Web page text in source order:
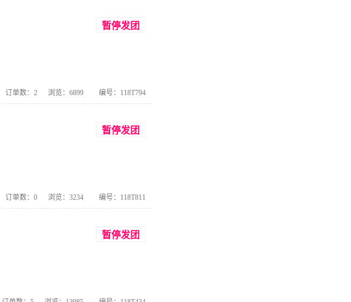
订单数： 2 浏览： 6899 编号：118T794
暂停发团
订单数： 0 浏览： 3234 编号：118T811
暂停发团
暂停发团